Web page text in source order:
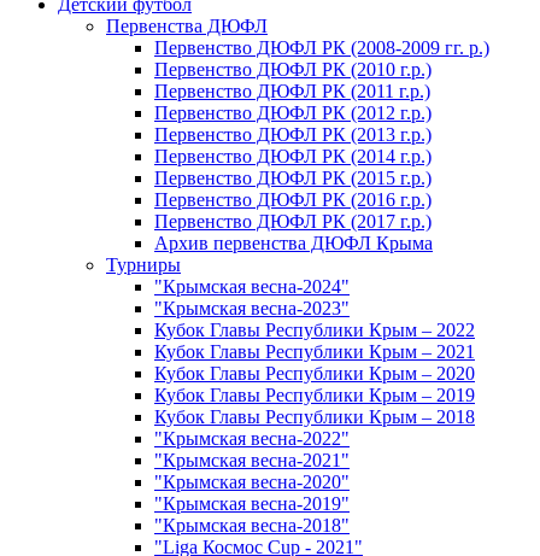
Детский футбол
Первенства ДЮФЛ
Первенство ДЮФЛ РК (2008-2009 гг. р.)
Первенство ДЮФЛ РК (2010 г.р.)
Первенство ДЮФЛ РК (2011 г.р.)
Первенство ДЮФЛ РК (2012 г.р.)
Первенство ДЮФЛ РК (2013 г.р.)
Первенство ДЮФЛ РК (2014 г.р.)
Первенство ДЮФЛ РК (2015 г.р.)
Первенство ДЮФЛ РК (2016 г.р.)
Первенство ДЮФЛ РК (2017 г.р.)
Архив первенства ДЮФЛ Крыма
Турниры
"Крымская весна-2024"
"Крымская весна-2023"
Кубок Главы Республики Крым – 2022
Кубок Главы Республики Крым – 2021
Кубок Главы Республики Крым – 2020
Кубок Главы Республики Крым – 2019
Кубок Главы Республики Крым – 2018
"Крымская весна-2022"
"Крымская весна-2021"
"Крымская весна-2020"
"Крымская весна-2019"
"Крымская весна-2018"
"Liga Космос Cup - 2021"